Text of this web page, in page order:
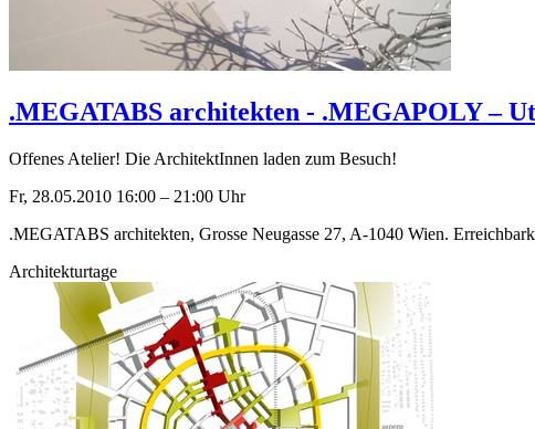
.MEGATABS architekten - .MEGAPOLY –
Offenes Atelier! Die ArchitektInnen laden zum Besuch!
Fr, 28.05.2010 16:00 – 21:00 Uhr
.MEGATABS architekten, Grosse Neugasse 27, A-1040 Wien.
Architekturtage